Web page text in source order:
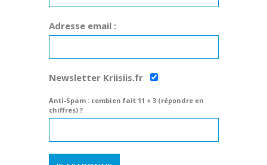
Adresse email :
Newsletter Kriisiis.fr
Anti-Spam : combien fait 11 + 3 (répondre en
chiffres) ?